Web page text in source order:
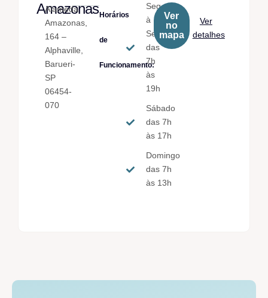
Amazonas
Alameda
Amazonas,
164 –
Alphaville,
Barueri-
SP
06454-
070
Horários
de
Funcionamento:
Seg.
à
Sex.
das
7h
às
19h
Sábado
das 7h
às 17h
Domingo
das 7h
às 13h
Ver
no
mapa
Ver
detalhes